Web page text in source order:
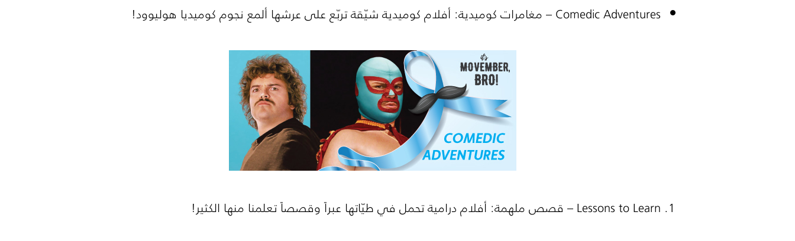
Comedic Adventures– مغامرات كوميدية: أفلام كوميدية شيّقة تربّع على عرشها ألمع نجوم كوميديا هوليوود!
Lessons to Learn– قصص ملهمة: أفلام درامية تحمل في طيّاتها عبراً وقصصاً تعلمنا منها الكثير!